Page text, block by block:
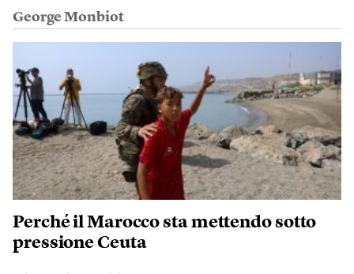
George Monbiot
Perché il Marocco sta mettendo sotto
pressione Ceuta